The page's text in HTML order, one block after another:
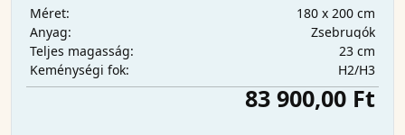
Méret:
180 x 200 cm
Anyag:
Zsebrugók
Teljes magasság:
23 cm
Keménységi fok:
H2/H3
83 900,00 Ft